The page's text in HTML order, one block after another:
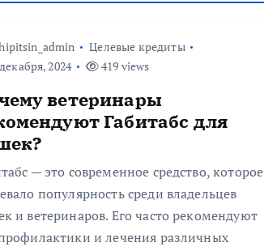
Целевые кредиты
2024
419 views
ветеринары
Габитабс для
— это современное средство, которое
популярность среди владельцев
и ветеринаров. Его часто рекомендуют
и лечения различных